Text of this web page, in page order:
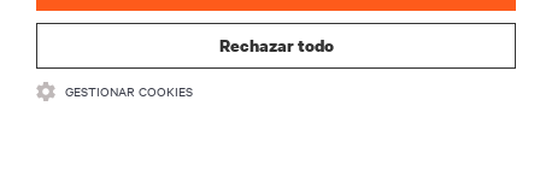
CONECTA CON NOSOTROS
Rechazar todo
GESTIONAR COOKIES